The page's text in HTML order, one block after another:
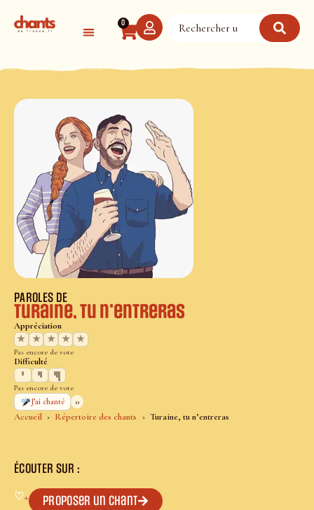
0
Accueil Répertoire des chants Turaine, tu n’entreras
PAROLES DE
Turaine, tu n’entreras
Appréciation
★
★ ★ ★ ★
Pas encore de vote
Difficulté
Pas encore de vote
J’ai chanté
0
ÉCOUTER SUR :
♡+ Proposer un chant